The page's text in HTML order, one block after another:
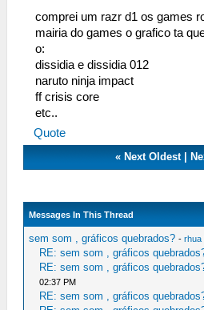
comprei um razr d1 os games
mairia do games o grafico ta
o:
dissidia e dissidia 012
naruto ninja impact
ff crisis core
etc..
Quote
« Next Oldest|
Messages In This Thread
sem som , gráficos quebrados? -rhua
RE: sem som , gráficos
RE: sem som , gráficos
02:37 PM
RE: sem som , gráficos